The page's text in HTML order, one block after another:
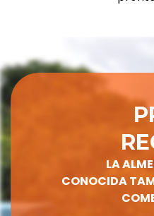
LA
CONOCIDA